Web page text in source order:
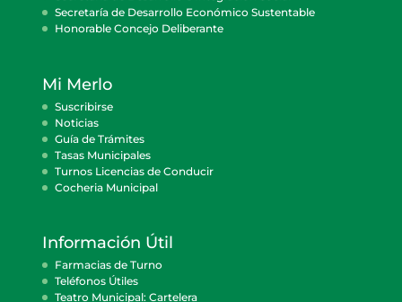
Secretaría de Desarrollo Económico Sustentable
Honorable Concejo Deliberante
Mi Merlo
Suscribirse
Noticias
Guía de Trámites
Tasas Municipales
Turnos Licencias de Conducir
Cocheria Municipal
Información Útil
Farmacias de Turno
Teléfonos Útiles
Teatro Municipal: Cartelera